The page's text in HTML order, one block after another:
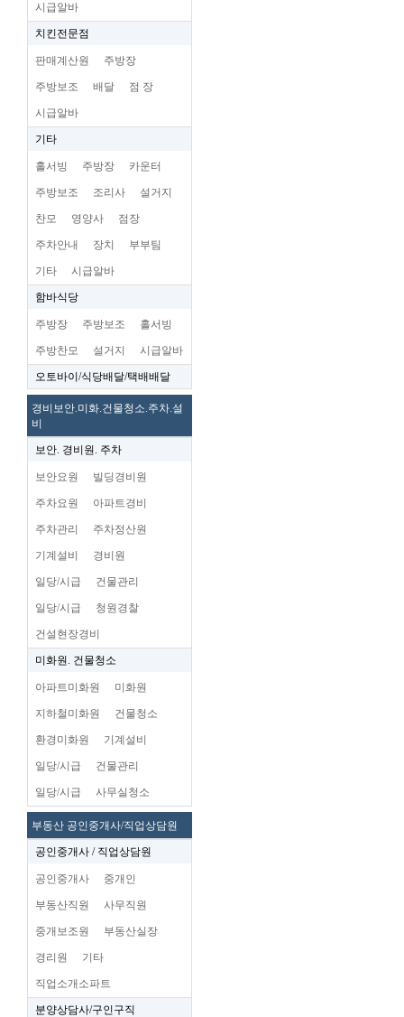
시급알바
치킨전문점
판매계산원 주방장
주방보조 배달 점 장
시급알바
기타
홀서빙 주방장 카운터
주방보조 조리사 설거지
찬모 영양사 점장
주차안내 장치 부부팀
기타 시급알바
함바식당
주방장 주방보조 홀서빙
주방찬모 설거지 시급알바
오토바이/식당배달/택배배달
경비보안.미화.건물청소.주차.설
비
보안. 경비원. 주차
보안요원 빌딩경비원
주차요원 아파트경비
주차관리 주차정산원
기계설비 경비원
일당/시급 건물관리
일당/시급 청원경찰
건설현장경비
미화원. 건물청소
아파트미화원 미화원
지하철미화원 건물청소
환경미화원 기계설비
일당/시급 건물관리
일당/시급 사무실청소
부동산 공인중개사/직업상담원
공인중개사 / 직업상담원
공인중개사 중개인
부동산직원 사무직원
중개보조원 부동산실장
경리원 기타
직업소개소파트
분양상담사/구인구직